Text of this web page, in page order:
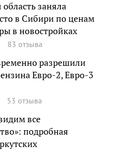
заняла
в Сибири по ценам
в новостройках
83 отзыва
разрешили
Евро-2, Евро-3
53 отзыва
все
подробная